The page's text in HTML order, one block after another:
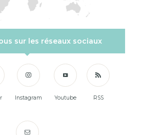
sur les réseaux sociaux
Instagram Youtube RSS